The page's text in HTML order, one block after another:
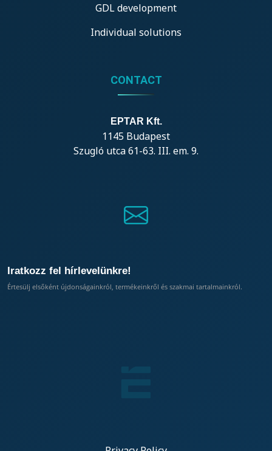
GDL development
Individual solutions
CONTACT
EPTAR Kft.
1145 Budapest
Szugló utca 61-63. III. em. 9.
Iratkozz fel hírlevelünkre!
Értesülj elsőként újdonságainkról, termékeinkről és szakmai tartalmainkról.